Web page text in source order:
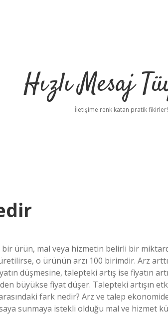
Hızlı Mesaj
İletişime renk katan pratik fikirler!
ürün, mal veya hizmetin belirli bir
o ürünün arzı 100 birimdir. Arz
düşmesine, talepteki artış ise fiyatın
büyükse fiyat düşer. Talepteki artışın
fark nedir? Arz ve talep
sunmaya istekli olduğu mal ve hizmet